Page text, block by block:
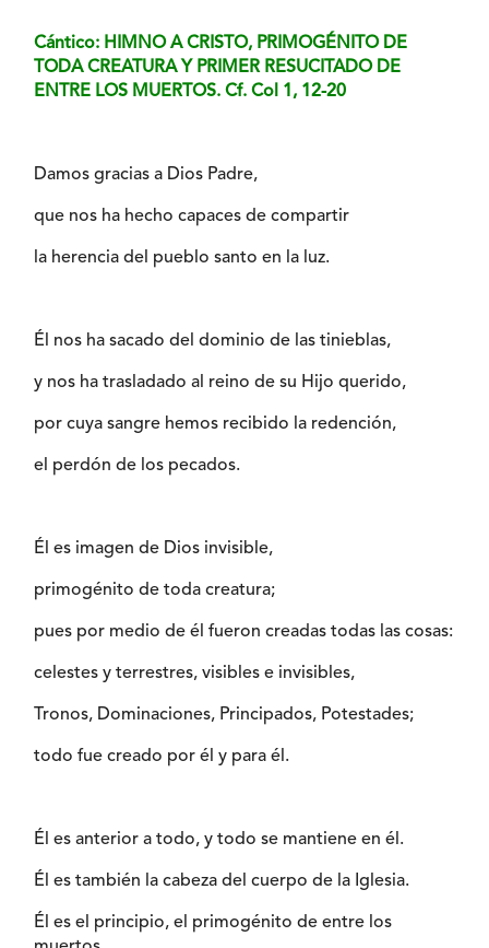
Cántico: HIMNO A CRISTO, PRIMOGÉNITO DE
TODA CREATURA Y PRIMER RESUCITADO DE
ENTRE LOS MUERTOS. Cf. Col 1, 12-20
Damos gracias a Dios Padre,
que nos ha hecho capaces de compartir
la herencia del pueblo santo en la luz.
Él nos ha sacado del dominio de las tinieblas,
y nos ha trasladado al reino de su Hijo querido,
por cuya sangre hemos recibido la redención,
el perdón de los pecados.
Él es imagen de Dios invisible,
primogénito de toda creatura;
pues por medio de él fueron creadas todas las cosas:
celestes y terrestres, visibles e invisibles,
Tronos, Dominaciones, Principados, Potestades;
todo fue creado por él y para él.
Él es anterior a todo, y todo se mantiene en él.
Él es también la cabeza del cuerpo de la Iglesia.
Él es el principio, el primogénito de entre los